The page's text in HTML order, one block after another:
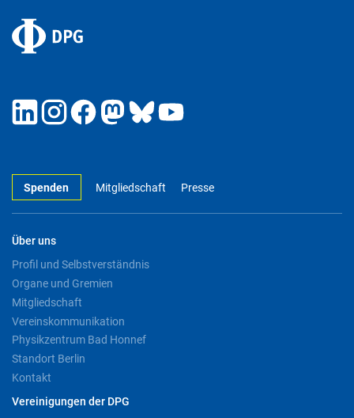
Spenden Mitgliedschaft Presse
Über uns
Profil und Selbstverständnis
Organe und Gremien
Mitgliedschaft
Vereinskommunikation
Physikzentrum Bad Honnef
Standort Berlin
Kontakt
Vereinigungen der DPG